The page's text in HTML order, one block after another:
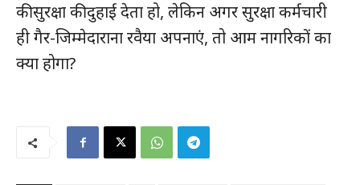
मुख्य पेज
हमारे बारे में
संपर्क करें
की सुरक्षा की दुहाई देता हो, लेकिन अगर सुरक्षा कर्मचारी
ही गैर-जिम्मेदाराना रवैया अपनाएं, तो आम नागरिकों का
क्या होगा?